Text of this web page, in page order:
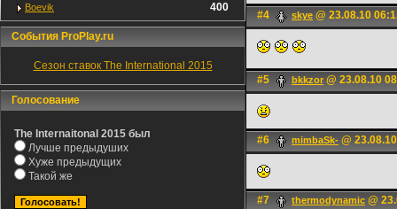
Boevik 400
События ProPlay.ru
Сезон ставок The International 2015
Голосование
The Internaitonal 2015 был
Лучше предыдуших
Хуже предыдущих
Такой же
#4 skye @ 23.08.10
#5 bkkzor @ 23.08.10
#6 mimbaSk- @
#7 thermodynamic @